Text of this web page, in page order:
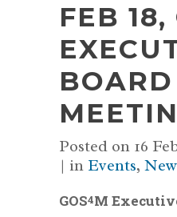
FEB
BOARD
Posted on 16
in Events,
GOS4M